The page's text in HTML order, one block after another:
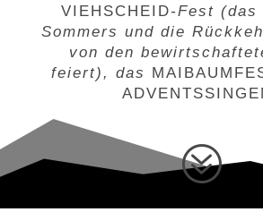
VIEHSCHEID-Fest (das
Sommers und die
von den
feiert), das
?